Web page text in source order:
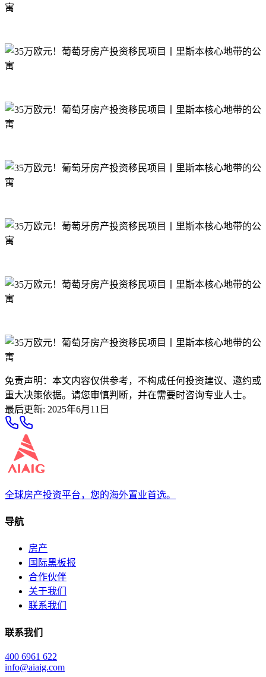
免责声明：本文内容仅供参考，不构成任何投资建议、邀约或
重大决策依据。请您审慎判断，并在需要时咨询专业人士。
最后更新: 2025年6月11日
全球房产投资平台，您的海外置业首选。
导航
房产
国际黑板报
合作伙伴
关于我们
联系我们
联系我们
400 6961 622
info@aiaig.com